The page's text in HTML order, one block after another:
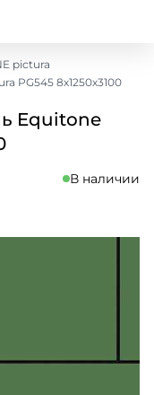
pictura
PG545 8х1250х3100
Equitone
В наличии